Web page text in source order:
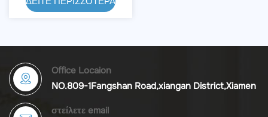
Office Locaion
NO.809-1Fangshan Road,xiangan District,Xiamen
στείλετε email